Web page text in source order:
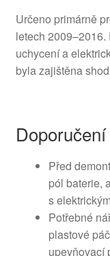
Určeno primárně
letech 2009–2016.
uchycení a
byla zajištěna
Před
pól baterie,
s
Potřebné
plastové
upevňovací